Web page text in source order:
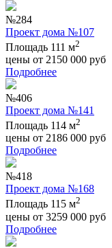
№284
Проект дома №107
Площадь 111 м2
цены от 2150 000 руб
Подробнее
№406
Проект дома №141
Площадь 114 м2
цены от 2186 000 руб
Подробнее
№418
Проект дома №168
Площадь 115 м2
цены от 3259 000 руб
Подробнее